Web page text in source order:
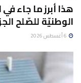
هذا أبرز ما جاء
الوطنيّة للصّلح